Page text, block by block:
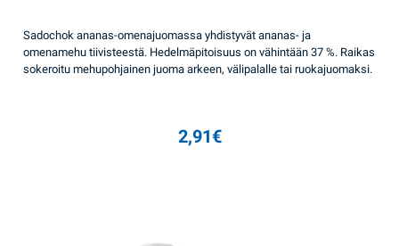
Sadochok ananas-omenajuomassa yhdistyvät ananas- ja
omenamehu tiivisteestä. Hedelmäpitoisuus on vähintään 37 %. Raikas
sokeroitu mehupohjainen juoma arkeen, välipalalle tai ruokajuomaksi.
2,91€